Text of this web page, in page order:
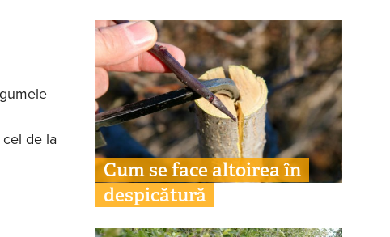
de la
Cum se face altoirea în
despicătură